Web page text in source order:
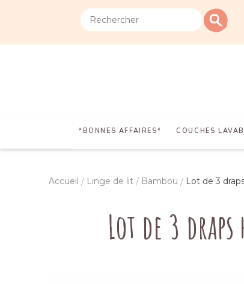
*BONNES AFFAIRES* COUCHES
Accueil Linge de lit Bambou Lot de 3
Lot de 3